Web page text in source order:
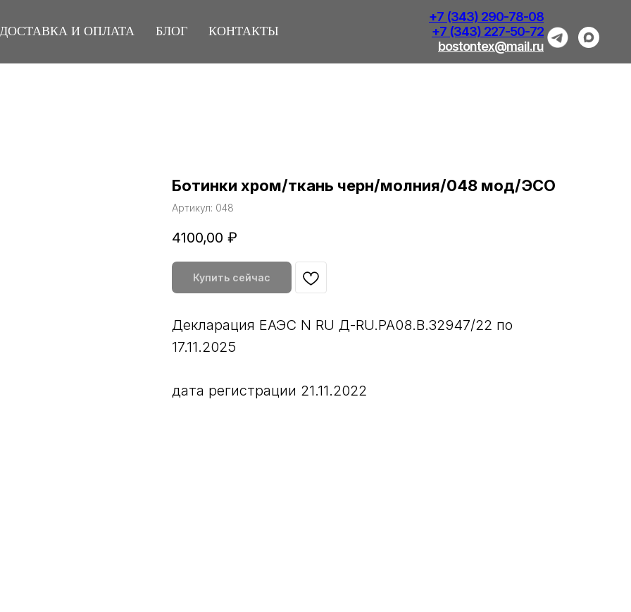
ДОСТАВКА И ОПЛАТА БЛОГ КОНТАКТЫ
+7 (343) 290-78-08
+7 (343) 227-50-72
bostontex@mail.ru
Ботинки хром/ткань черн/молния/048 мод/ЭСО
Артикул: 048
4100,00 ₽
Купить сейчас
Декларация ЕАЭС N RU Д-RU.РА08.В.32947/22 по
17.11.2025
дата регистрации 21.11.2022